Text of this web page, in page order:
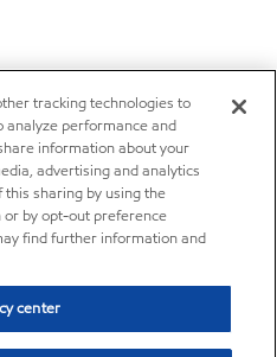
tracking technologies to
analyze performance and
information about your
advertising and analytics
sharing by using the
or by opt-out preference
find further information and
center